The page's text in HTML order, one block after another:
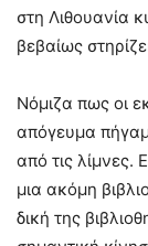
στη Λιθουανία
βεβαίως
Νόμιζα πως οι
απόγευμα
από τις λίμνες.
μια ακόμη
δική της